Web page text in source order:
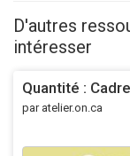
D'autres
intéresser
Quantité :
par atelier.on.ca